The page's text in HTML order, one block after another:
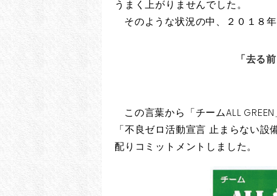
うまく上がりませんでした。
そのような状況の中、２０１８
「去る
装置すべ
この言葉から「チームALL
「不良ゼロ活動宣言 止まらない
配りコミットメントしました。